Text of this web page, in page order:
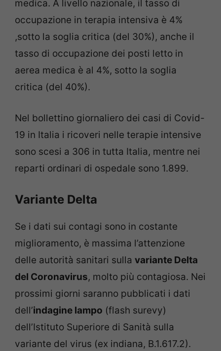
medica. A livello nazionale, il tasso di
occupazione in terapia intensiva è 4%
,sotto la soglia critica (del 30%), anche il
tasso di occupazione dei posti letto in
aerea medica è al 4%, sotto la soglia
critica (del 40%).
Nel bollettino giornaliero dei casi di Covid-
19 in Italia i ricoveri nelle terapie intensive
sono scesi a 306 in tutta Italia, mentre nei
reparti ordinari di ospedale sono 1.899.
Variante Delta
Se i dati sui contagi sono in costante
miglioramento, è massima l’attenzione
delle autorità sanitari sulla variante Delta
del Coronavirus, molto più contagiosa. Nei
prossimi giorni saranno pubblicati i dati
dell’indagine lampo (flash surevy)
dell’Istituto Superiore di Sanità sulla
variante del virus (ex indiana, B.1.617.2).